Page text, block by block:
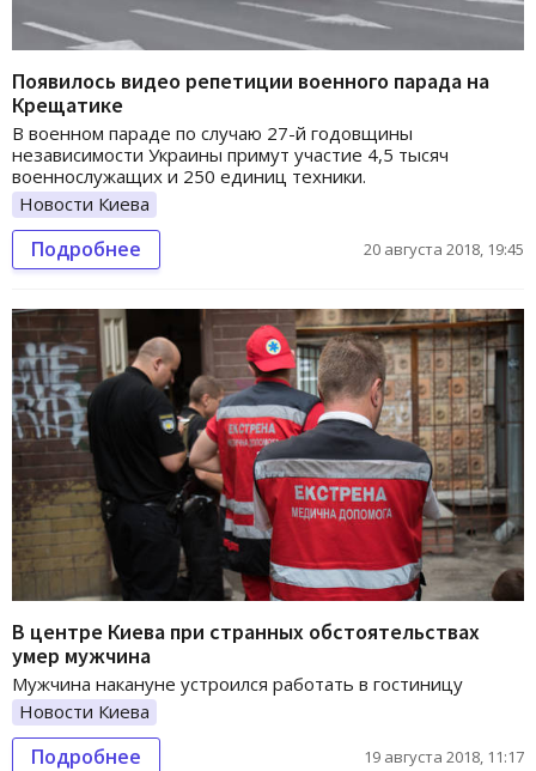
Появилось видео репетиции военного парада на
Крещатике
В военном параде по случаю 27-й годовщины
независимости Украины примут участие 4,5 тысяч
военнослужащих и 250 единиц техники.
Новости Киева
Подробнее 20 августа 2018, 19:45
В центре Киева при странных обстоятельствах
умер мужчина
Мужчина накануне устроился работать в гостиницу
Новости Киева
Подробнее 19 августа 2018, 11:17